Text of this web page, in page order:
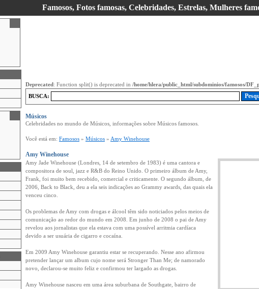
Famosos, Fotos famosas, Celebridades, Estrelas, Mulheres
Deprecated: Function split() is deprecated in /home/hlera/public_html/subdominios/famosos/
BUSCA:
Músicos
Celebridades no mundo de Músicos, informações sobre Músicos famosos.
Você está em: Famosos » Músicos » Amy Winehouse
Amy Winehouse
Amy Jade Winehouse (Londres, 14 de setembro de 1983) é uma cantora e
compositora de soul, jazz e R&B do Reino Unido. O primeiro álbum de Amy,
Frank, foi muito bem recebido, comercial e criticamente. O segundo álbum, de
2006, Back to Black, deu a ela seis indicações ao Grammy awards, das quais ela
venceu cinco.
Os problemas de Amy com drogas e álcool têm sido noticiados pelos meios de
comunicação ao redor do mundo em 2008. Em junho de 2008 o pai de Amy
revelou aos jornalistas que ela estava com uma possível arritmia cardíaca
devido a ser usuária de cigarro e cocaína.
Em 2009 Amy Winehouse garantiu estar se recuperando. Nesse ano afirmou
pretender lançar um album cujo nome será Stronger Than Me; de namorado
novo, declarou-se muito feliz e confirmou ter largado as drogas.
Amy Winehouse nasceu em uma área suburbana de Southgate, bairro de